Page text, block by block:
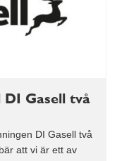
Gasell två
DI Gasell två
att vi är ett av